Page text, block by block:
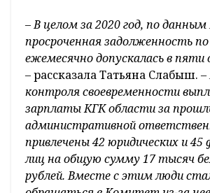
– В целом за 2020 год, по
просроченная задолженность
ежемесячно допускалась в пяти
–рассказала Татьяна Слабыш. –
контроля своевременности
зарплаты КГК области за
административной
привлечены 42 юридических и 45
лиц на общую сумму 17 тысяч
рублей. Вместе с этим люди